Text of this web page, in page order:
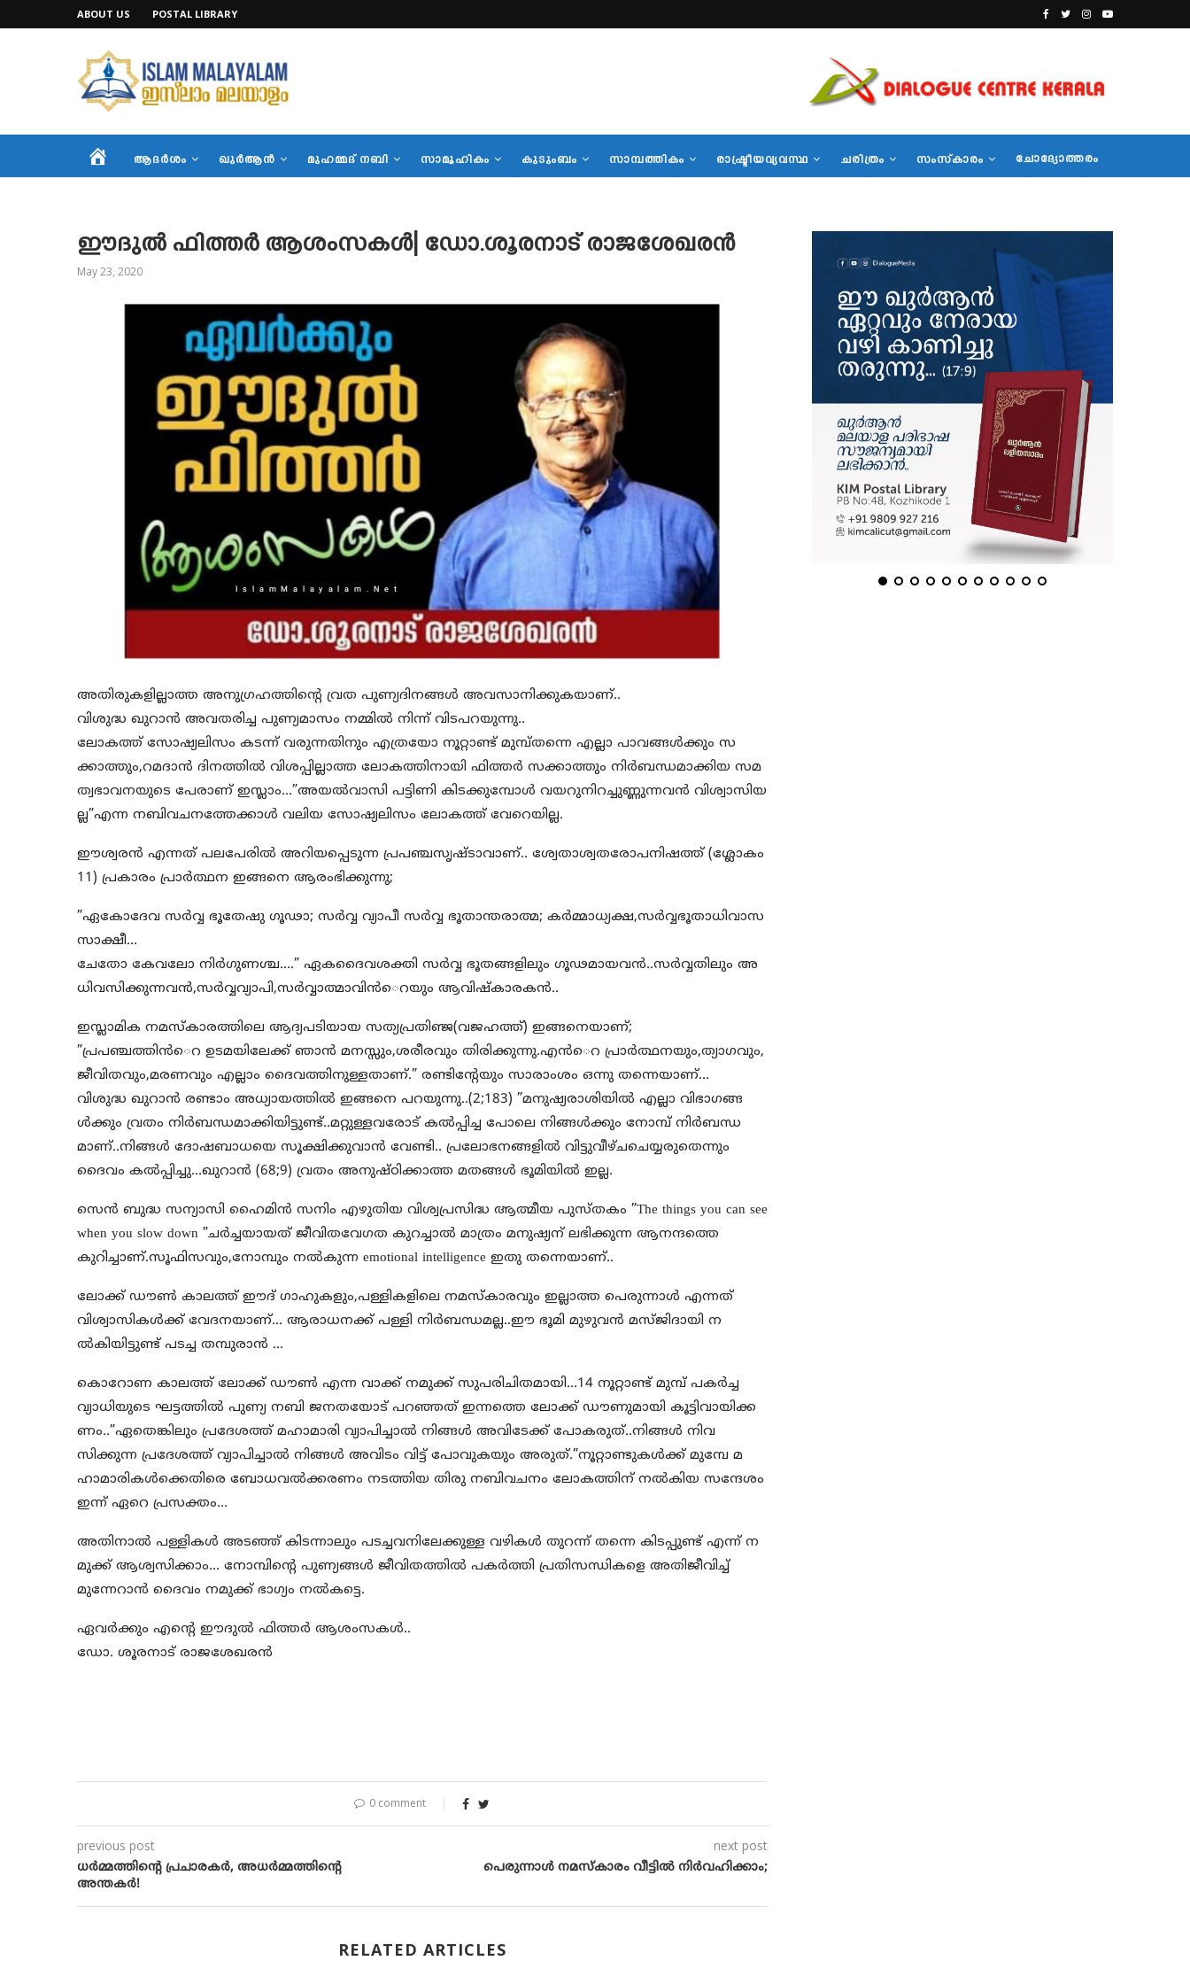
ABOUT US POSTAL LIBRARY
HOMEആദര്‍ശം ഖുര്‍ആന്‍ മുഹമ്മദ് നബി സാമൂഹികം കുടുംബം സാമ്പത്തികം രാഷ്ട്രീയവ്യവസ്ഥ ചരിത്രം സംസ്‌കാരം ചോദ്യോത്തരം
ഈദുല്‍ ഫിത്തര്‍ ആശംസകൾ| ഡോ.ശൂരനാട് രാജശേഖരൻ
May 23, 2020
അതിരുകളില്ലാത്ത അനുഗ്രഹത്തിന്റെ വ്രത പുണ്യദിനങ്ങൾ അവസാനിക്കുകയാണ്..
വിശുദ്ധ ഖുറാന്‍ അവതരിച്ച പുണ്യമാസം നമ്മില്‍ നിന്ന് വിടപറയുന്നു..
ലോകത്ത് സോഷ്യലിസം കടന്ന് വരുന്നതിനും എത്രയോ നൂറ്റാണ്ട് മുമ്പ്തന്നെ എല്ലാ പാവങ്ങള്‍ക്കും സ
ക്കാത്തും,റമദാന്‍ ദിനത്തില്‍ വിശപ്പില്ലാത്ത ലോകത്തിനായി ഫിത്തര്‍ സക്കാത്തും നിര്‍ബന്ധമാക്കിയ സമ
ത്വഭാവനയുടെ പേരാണ് ഇസ്ലാം…”അയല്‍വാസി പട്ടിണി കിടക്കുമ്പോള്‍ വയറുനിറച്ചുണ്ണുന്നവന്‍ വിശ്വാസിയ
ല്ല”എന്ന നബിവചനത്തേക്കാള്‍ വലിയ സോഷ്യലിസം ലോകത്ത് വേറെയില്ല.
ഈശ്വരന്‍ എന്നത് പലപേരില്‍ അറിയപ്പെടുന്ന പ്രപഞ്ചസൃഷ്ടാവാണ്.. ശ്വേതാശ്വതരോപനിഷത്ത് (ശ്ലോകം
11) പ്രകാരം പ്രാര്‍ത്ഥന ഇങ്ങനെ ആരംഭിക്കുന്നു;
”ഏകോദേവ സര്‍വ്വ ഭൂതേഷു ഗൂഢാ; സര്‍വ്വ വ്യാപീ സര്‍വ്വ ഭൂതാന്തരാത്മ; കര്‍മ്മാധ്യക്ഷ,സര്‍വ്വഭൂതാധിവാസ
സാക്ഷീ…
ചേതോ കേവലോ നിര്‍ഗുണശ്ച….” ഏകദൈവശക്തി സര്‍വ്വ ഭൂതങ്ങളിലും ഗൂഢമായവന്‍..സർവ്വതിലും അ
ധിവസിക്കുന്നവന്‍,സര്‍വ്വവ്യാപി,സര്‍വ്വാത്മാവിന്‍െറയും ആവിഷ്കാരകന്‍..
ഇസ്ലാമിക നമസ്കാരത്തിലെ ആദ്യപടിയായ സത്യപ്രതിഞ്ജ(വജഹത്ത്) ഇങ്ങനെയാണ്;
”പ്രപഞ്ചത്തിന്‍െറ ഉടമയിലേക്ക് ഞാന്‍ മനസ്സും,ശരീരവും തിരിക്കുന്നു.എന്‍െറ പ്രാര്‍ത്ഥനയും,ത്യാഗവും,
ജീവിതവും,മരണവും എല്ലാം ദൈവത്തിനുള്ളതാണ്.” രണ്ടിൻ്റേയും സാരാംശം ഒന്നു തന്നെയാണ്…
വിശുദ്ധ ഖുറാന്‍ രണ്ടാം അധ്യായത്തില്‍ ഇങ്ങനെ പറയുന്നു..(2;183) ”മനുഷ്യരാശിയില്‍ എല്ലാ വിഭാഗങ്ങ
ള്‍ക്കും വ്രതം നിര്‍ബന്ധമാക്കിയിട്ടുണ്ട്..മറ്റുള്ളവരോട് കല്‍പ്പിച്ച പോലെ നിങ്ങള്‍ക്കും നോമ്പ് നിര്‍ബന്ധ
മാണ്..നിങ്ങള്‍ ദോഷബാധയെ സൂക്ഷിക്കുവാൻ വേണ്ടി.. പ്രലോഭനങ്ങളില്‍ വിട്ടുവീഴ്ചചെയ്യരുതെന്നും
ദൈവം കല്‍പ്പിച്ചു…ഖുറാന്‍ (68;9) വ്രതം അനുഷ്ഠിക്കാത്ത മതങ്ങള്‍ ഭൂമിയില്‍ ഇല്ല.
സെന്‍ ബുദ്ധ സന്യാസി ഹൈമിന്‍ സനിം എഴുതിയ വിശ്വപ്രസിദ്ധ ആത്മീയ പുസ്തകം ”The things you can see
when you slow down ”ചര്‍ച്ചയായത് ജീവിതവേഗത കുറച്ചാല്‍ മാത്രം മനുഷ്യന് ലഭിക്കുന്ന ആനന്ദത്തെ
കുറിച്ചാണ്‌.സൂഫിസവും,നോമ്പും നല്‍കുന്ന emotional intelligence ഇതു തന്നെയാണ്..
ലോക്ക് ഡൗണ്‍ കാലത്ത് ഈദ് ഗാഹുകളും,പള്ളികളിലെ നമസ്കാരവും ഇല്ലാത്ത പെരുന്നാള്‍ എന്നത്
വിശ്വാസികള്‍ക്ക് വേദനയാണ്… ആരാധനക്ക് പള്ളി നിര്‍ബന്ധമല്ല..ഈ ഭൂമി മുഴുവന്‍ മസ്ജിദായി ന
ല്‍കിയിട്ടുണ്ട് പടച്ച തമ്പുരാന്‍ …
കൊറോണ കാലത്ത് ലോക്ക് ഡൗണ്‍ എന്ന വാക്ക് നമുക്ക് സുപരിചിതമായി…14 നൂറ്റാണ്ട് മുമ്പ് പകര്‍ച്ച
വ്യാധിയുടെ ഘട്ടത്തില്‍ പുണ്യ നബി ജനതയോട് പറഞ്ഞത് ഇന്നത്തെ ലോക്ക് ഡൗണുമായി കൂട്ടിവായിക്ക
ണം..”ഏതെങ്കിലും പ്രദേശത്ത് മഹാമാരി വ്യാപിച്ചാല്‍ നിങ്ങള്‍ അവിടേക്ക് പോകരുത്..നിങ്ങള്‍ നിവ
സിക്കുന്ന പ്രദേശത്ത് വ്യാപിച്ചാല്‍ നിങ്ങള്‍ അവിടം വിട്ട് പോവുകയും അരുത്.”നൂറ്റാണ്ടുകള്‍ക്ക് മുമ്പേ മ
ഹാമാരികള്‍ക്കെതിരെ ബോധവല്‍ക്കരണം നടത്തിയ തിരു നബിവചനം ലോകത്തിന് നല്‍കിയ സന്ദേശം
ഇന്ന് ഏറെ പ്രസക്തം…
അതിനാല്‍ പള്ളികള്‍ അടഞ്ഞ് കിടന്നാലും പടച്ചവനിലേക്കുള്ള വഴികള്‍ തുറന്ന് തന്നെ കിടപ്പുണ്ട് എന്ന് ന
മുക്ക് ആശ്വസിക്കാം… നോമ്പിന്റെ പുണ്യങ്ങള്‍ ജീവിതത്തില്‍ പകര്‍ത്തി പ്രതിസന്ധികളെ അതിജീവിച്ച്
മുന്നേറാന്‍ ദൈവം നമുക്ക് ഭാഗ്യം നല്‍കട്ടെ.
ഏവര്‍ക്കും എന്റെ ഈദുല്‍ ഫിത്തര്‍ ആശംസകള്‍..
ഡോ. ശൂരനാട് രാജശേഖരൻ
0 comment
previous post
ധർമ്മത്തിൻ്റെ പ്രചാരകർ, അധർമ്മത്തിൻ്റെ
അന്തകർ!
next post
പെരുന്നാൾ നമസ്‌കാരം വീട്ടിൽ നിർവഹിക്കാം;
RELATED ARTICLES